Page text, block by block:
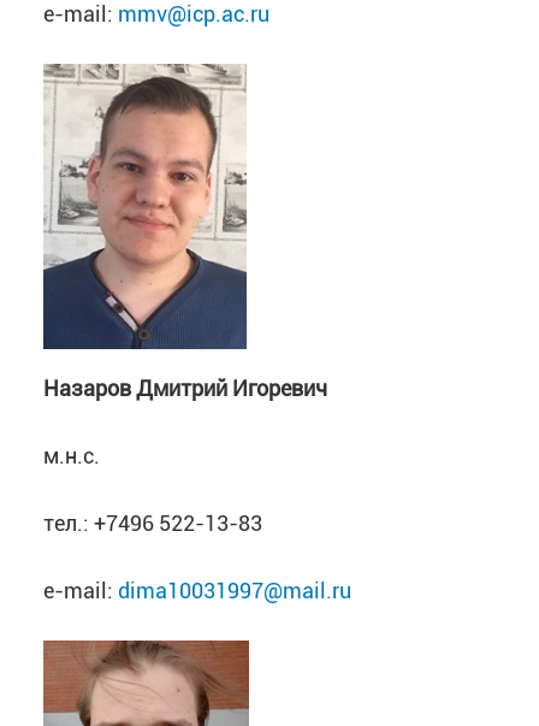
e-mail: mmv@icp.ac.ru
Назаров Дмитрий Игоревич
м.н.с.
тел.: +7496 522-13-83
e-mail: dima10031997@mail.ru